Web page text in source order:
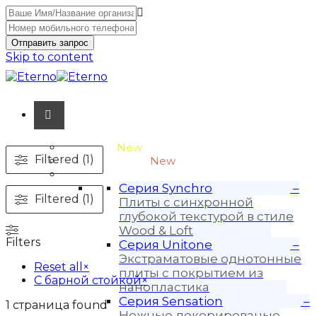
Отправить запрос
Skip to content
Unitone-3 New
Wood-3 и Loft-2
New
Материалы
Серия Synchro
–
Плиты с синхронной
глубокой текстурой в стиле
Wood & Loft
Серия Unitone
–
Экстраматовые однотонные
плиты с покрытием из
нанопластика
Серия Sensation
–
Filtered (1)
Filtered (1)
Filters
Reset all
×
С барной стойкой×
1 страница found